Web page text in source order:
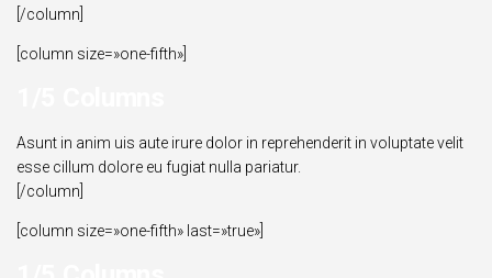
[/column]
[column size=»one-fifth»]
Asunt in anim uis aute irure dolor in reprehenderit in voluptate velit
esse cillum dolore eu fugiat nulla pariatur.
[/column]
[column size=»one-fifth» last=»true»]